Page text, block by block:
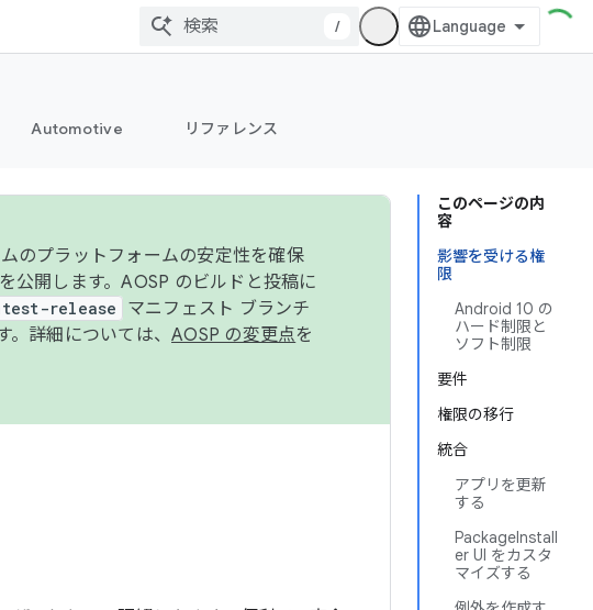
/
Automotive リファレンス
このページの内
容
影響を受ける権
限
Android 10 の
ハード制限と
ソフト制限
要件
権限の移行
統合
アプリを更新
する
PackageInstall
er UI をカスタ
マイズする
のプラットフォームの安定性を確保
公開します。AOSP のビルドと投稿に
release
マニフェスト ブランチ
詳細については、 AOSP の変更点を